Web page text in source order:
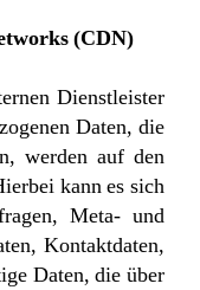
(CDN)
Dienstleister
Daten, die
werden auf den
kann es sich
Meta- und
Kontaktdaten,
Daten, die über